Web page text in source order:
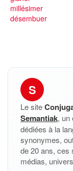
millésimer
désembuer
S
Le site
Semantiak, un
dédiées à la
synonymes,
de 20 ans, ces
médias,